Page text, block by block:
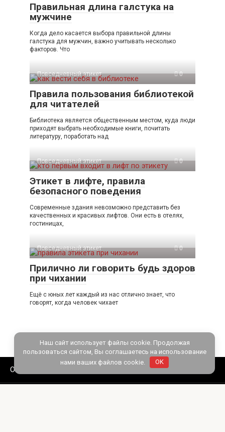
Правильная длина галстука на
мужчине
Когда дело касается выбора правильной длины
галстука для мужчин, важно учитывать несколько
факторов. Что
Повседневный этикет 0
Правила пользования библиотекой
для читателей
Библиотека является общественным местом, куда люди
приходят выбрать необходимые книги, почитать
литературу, поработать над
Повседневный этикет 0
Этикет в лифте, правила
безопасного поведения
Современные здания невозможно представить без
качественных и красивых лифтов. Они есть в отелях,
гостиницах,
Повседневный этикет 0
Прилично ли говорить будь здоров
при чихании
Ещё с юных лет каждый из нас отлично знает, что
говорят, когда человек чихает
О сайте
Наш сайт использует файлы cookie. Продолжая
пользоваться сайтом, Вы соглашаетесь на использование
нами ваших файлов cookie.
OK